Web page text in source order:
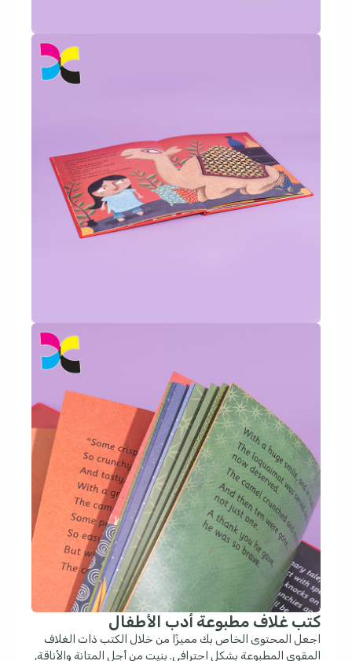
كتب غلاف مطبوعة أدب الأطفال
اجعل المحتوى الخاص بك مميزًا من خلال الكتب ذات الغلاف
المقوى المطبوعة بشكل احترافي. بنيت من أجل المتانة والأناقة,